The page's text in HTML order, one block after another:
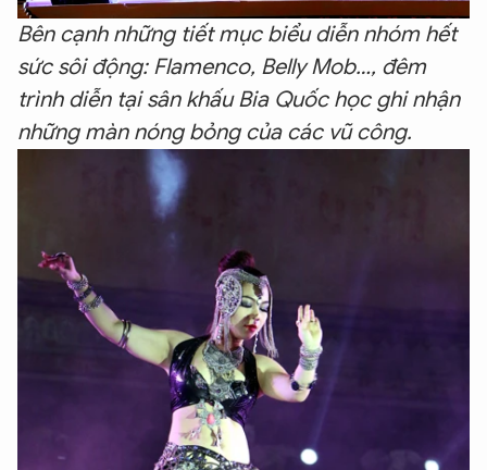
Bên cạnh những tiết mục biểu diễn nhóm hết
sức sôi động: Flamenco, Belly Mob…, đêm
trình diễn tại sân khấu Bia Quốc học ghi nhận
những màn nóng bỏng của các vũ công.